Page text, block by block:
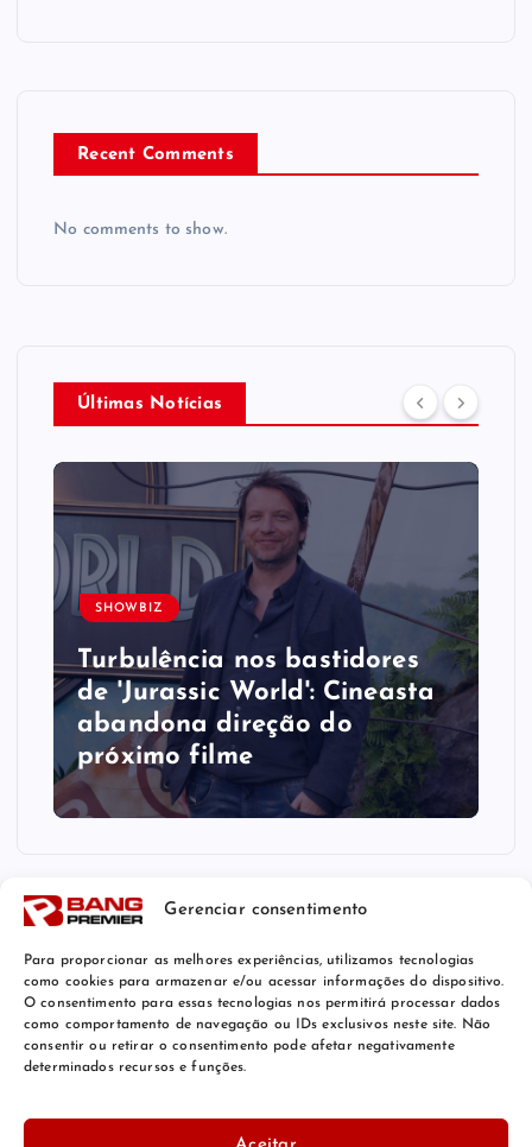
Gerenciar consentimento
Para proporcionar as melhores experiências, utilizamos tecnologias
como cookies para armazenar e/ou acessar informações do dispositivo.
O consentimento para essas tecnologias nos permitirá processar dados
como comportamento de navegação ou IDs exclusivos neste site. Não
consentir ou retirar o consentimento pode afetar negativamente
determinados recursos e funções.
Recent Comments
No comments to show.
Últimas Notícias
SHOWBIZ
Turbulência nos bastidores
de 'Jurassic World': Cineasta
abandona direção do
próximo filme